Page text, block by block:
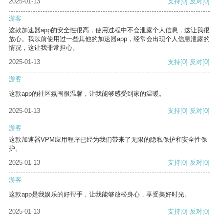
游客
这款加速器app的安全性很高，使用过程中不会泄露个人信息，这让我很
放心。我以前使用过一些其他的加速器app，经常会出现个人信息泄露的
情况，这让我非常担心。
2025-01-13
支持[0] 反对[0]
游客
这款app的社区氛围很温馨，让我能够感受到家的温暖。
2025-01-13 支持[0] 反对[0]
游客
这款加速器VPM应用程序已经为我们带来了无限的隐私保护和安全性保
护。
2025-01-13
支持[0] 反对[0]
游客
这款app是我娱乐的好帮手，让我能够放松身心，享受美好时光。
2025-01-13 支持[0] 反对[0]